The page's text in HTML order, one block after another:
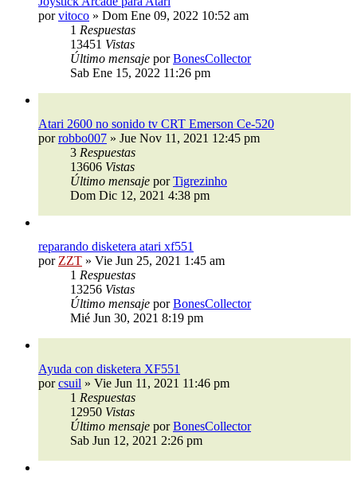
porvitoco » Dom Ene 09, 2022 10:52 am
1 Respuestas
13451 Vistas
Último mensaje porBonesCollector
Sab Ene 15, 2022 11:26 pm
Atari 2600 no sonido tv CRT Emerson Ce-520
porrobbo007 » Jue Nov 11, 2021 12:45 pm
3 Respuestas
13606 Vistas
Último mensaje porTigrezinho
Dom Dic 12, 2021 4:38 pm
reparando disketera atari xf551
por ZZT » Vie Jun 25, 2021 1:45 am
1 Respuestas
13256 Vistas
Último mensaje porBonesCollector
Mié Jun 30, 2021 8:19 pm
Ayuda con disketera XF551
porcsuil » Vie Jun 11, 2021 11:46 pm
1 Respuestas
12950 Vistas
Último mensaje porBonesCollector
Sab Jun 12, 2021 2:26 pm